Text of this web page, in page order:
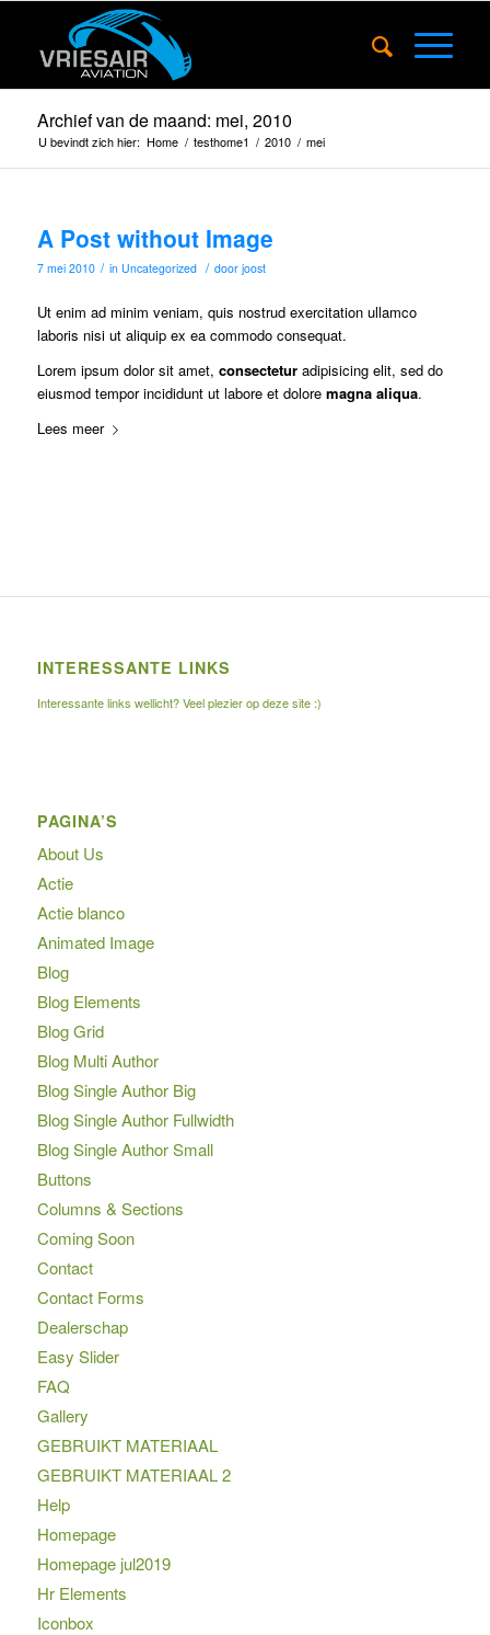
Archief van de maand: mei, 2010
U bevindt zich hier: Home / testhome1 / 2010 / mei
A Post without Image
7 mei 2010 / in Uncategorized / door joost
Ut enim ad minim veniam, quis nostrud exercitation ullamco
laboris nisi ut aliquip ex ea commodo consequat.
Lorem ipsum dolor sit amet, consecteturadipisicing elit, sed do
eiusmod tempor incididunt ut labore et dolore magna aliqua.
Lees meer
INTERESSANTE LINKS
Interessante links wellicht? Veel plezier op deze site :)
PAGINA’S
About Us
Actie
Actie blanco
Animated Image
Blog
Blog Elements
Blog Grid
Blog Multi Author
Blog Single Author Big
Blog Single Author Fullwidth
Blog Single Author Small
Buttons
Columns & Sections
Coming Soon
Contact
Contact Forms
Dealerschap
Easy Slider
FAQ
Gallery
GEBRUIKT MATERIAAL
GEBRUIKT MATERIAAL 2
Help
Homepage
Homepage jul2019
Hr Elements
Iconbox